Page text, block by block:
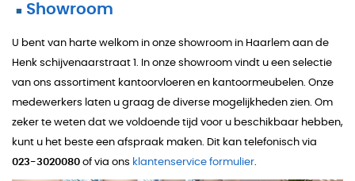
■ Showroom
U bent van harte welkom in onze showroom in Haarlem aan de
Henk schijvenaarstraat 1. In onze showroom vindt u een selectie
van ons assortiment kantoorvloeren en kantoormeubelen. Onze
medewerkers laten u graag de diverse mogelijkheden zien. Om
zeker te weten dat we voldoende tijd voor u beschikbaar hebben,
kunt u het beste een afspraak maken. Dit kan telefonisch via
023-3020080 of via ons klantenservice formulier.